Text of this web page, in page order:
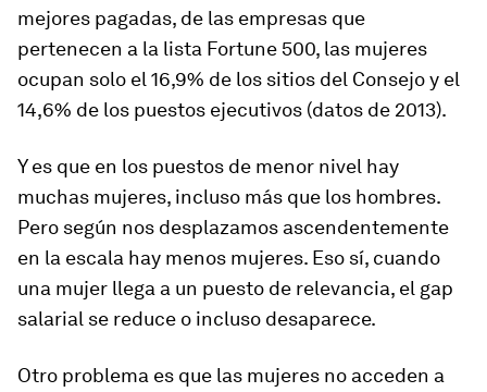
mejores pagadas, de las empresas que
pertenecen a la lista Fortune 500, las mujeres
ocupan solo el 16,9% de los sitios del Consejo y el
14,6% de los puestos ejecutivos (datos de 2013).
Y es que en los puestos de menor nivel hay
muchas mujeres, incluso más que los hombres.
Pero según nos desplazamos ascendentemente
en la escala hay menos mujeres. Eso sí, cuando
una mujer llega a un puesto de relevancia, el gap
salarial se reduce o incluso desaparece.
Otro problema es que las mujeres no acceden a